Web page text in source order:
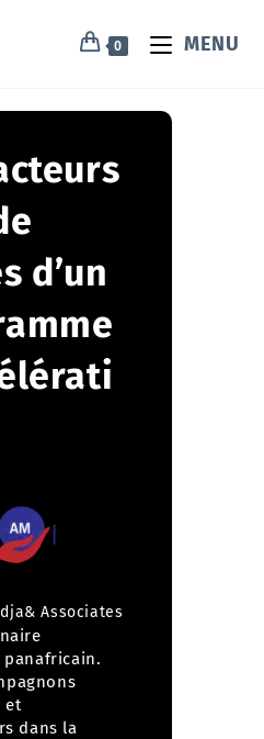
0 MENU
d’un
Associates
et
dans la